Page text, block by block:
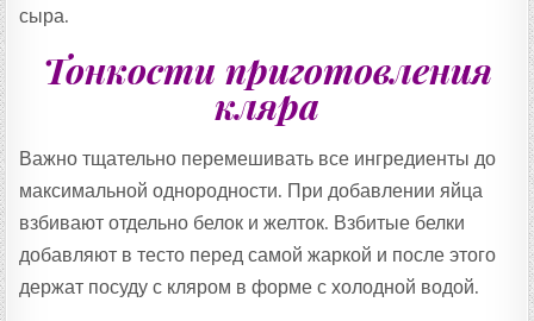
сыра.
Тонкости приготовления
кляра
Важно тщательно перемешивать все ингредиенты до
максимальной однородности. При добавлении яйца
взбивают отдельно белок и желток. Взбитые белки
добавляют в тесто перед самой жаркой и после этого
держат посуду с кляром в форме с холодной водой.